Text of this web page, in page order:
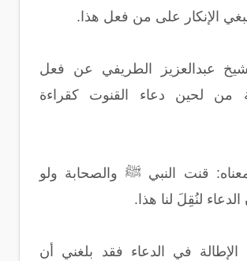
الإنكار على من فعل هذا.
عبدالعزيز الطريفي عن فعل
من لحين دعاء القنوت كقراءة
قنت النبي ﷺ والصحابة ولو
الدعاء لنُقِلَ لنا هذا.
الإطالة في الدعاء فقد بلغني أن